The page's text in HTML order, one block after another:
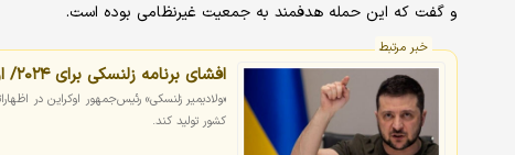
و گفت که این حمله هدفمند به جمعیت غیرنظامی بوده است.
خبر مرتبط
افشای برنامه زلنسکی برای ۲۰۲۴/ اوکراین چه خوابی برای روسیه دیده است؟
«ولادیمیر زلنسکی» رئیس‌جمهور اوکراین در
کشور تولید کند.